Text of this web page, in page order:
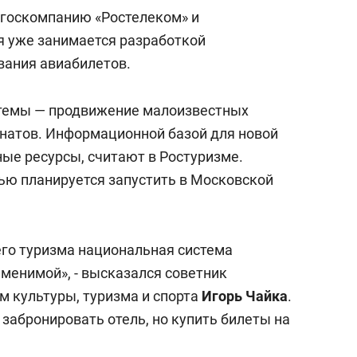
«Ростелеком» и
уже занимается разработкой
авиабилетов.
— продвижение малоизвестных
Информационной базой для новой
ресурсы, считают в Ростуризме.
планируется запустить в Московской
туризма национальная система
- высказался советник
культуры, туризма и спорта Игорь Чайка.
отель, но купить билеты на
для меня это